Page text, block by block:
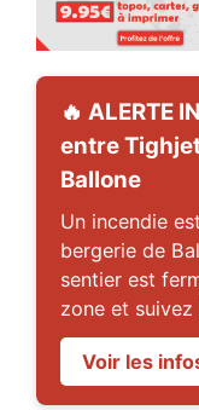
🔥 ALERTE
entre
Ballone
Un incendie
bergerie de
sentier est
zone et suivez
Voir les